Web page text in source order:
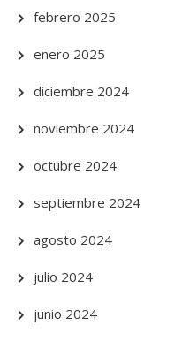
febrero 2025
enero 2025
diciembre 2024
noviembre 2024
octubre 2024
septiembre 2024
agosto 2024
julio 2024
junio 2024